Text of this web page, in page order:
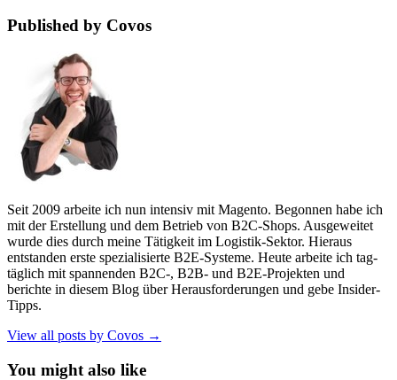
Published by Covos
Seit 2009 arbeite ich nun intensiv mit Magento. Begonnen habe ich
mit der Erstellung und dem Betrieb von B2C-Shops. Ausgeweitet
wurde dies durch meine Tätigkeit im Logistik-Sektor. Hieraus
entstanden erste spezialisierte B2E-Systeme. Heute arbeite ich tag-
täglich mit spannenden B2C-, B2B- und B2E-Projekten und
berichte in diesem Blog über Herausforderungen und gebe Insider-
Tipps.
View all posts by Covos →
You might also like